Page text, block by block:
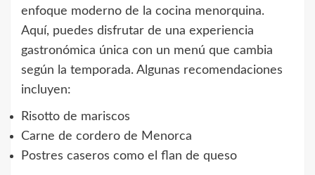
enfoque moderno de la cocina menorquina.
Aquí, puedes disfrutar de una experiencia
gastronómica única con un menú que cambia
según la temporada. Algunas recomendaciones
incluyen:
Risotto de mariscos
Carne de cordero de Menorca
Postres caseros como el flan de queso